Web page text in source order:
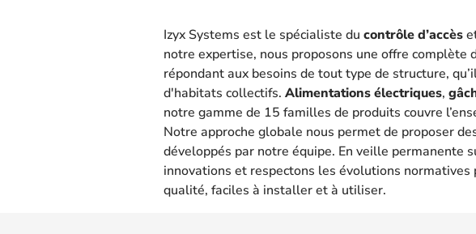
Izyx Systems est le spécialiste du contrôle d’accès
notre expertise, nous proposons une offre complète
répondant aux besoins de tout type de structure,
d'habitats collectifs. Alimentations électriques,
notre gamme de 15 familles de produits couvre
Notre approche globale nous permet de proposer
développés par notre équipe. En veille permanente
innovations et respectons les évolutions
qualité, faciles à installer et à utiliser.